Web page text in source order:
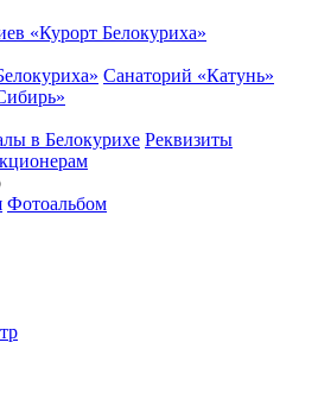
«Курорт Белокуриха»
Санаторий «Катунь»
в Белокурихе Реквизиты
Фотоальбом